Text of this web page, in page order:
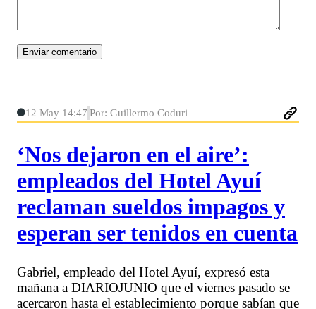
12 May 14:47 Por: Guillermo Coduri
‘Nos dejaron en el aire’:
empleados del Hotel Ayuí
reclaman sueldos impagos y
esperan ser tenidos en cuenta
Gabriel, empleado del Hotel Ayuí, expresó esta
mañana a DIARIOJUNIO que el viernes pasado se
acercaron hasta el establecimiento porque sabían que